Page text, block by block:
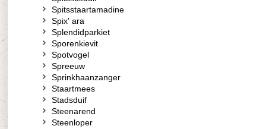
Spitsstaartamadine
Spix' ara
Splendidparkiet
Sporenkievit
Spotvogel
Spreeuw
Sprinkhaanzanger
Staartmees
Stadsduif
Steenarend
Steenloper